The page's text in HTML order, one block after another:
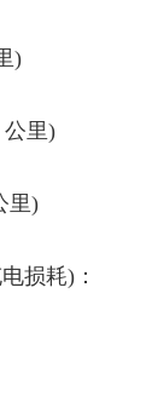
)
公里)
里)
损耗)：